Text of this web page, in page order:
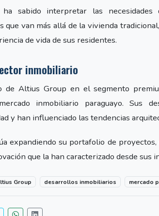
ha sabido interpretar las necesidades
que van más allá de la vivienda
de vida de sus residentes.
inmobiliario
de Altius Group en el segmento
inmobiliario paraguayo. Sus
y han influenciado las tendencias
expandiendo su portafolio de
que la han caracterizado desde sus
Group desarrollos inmobiliarios mercado